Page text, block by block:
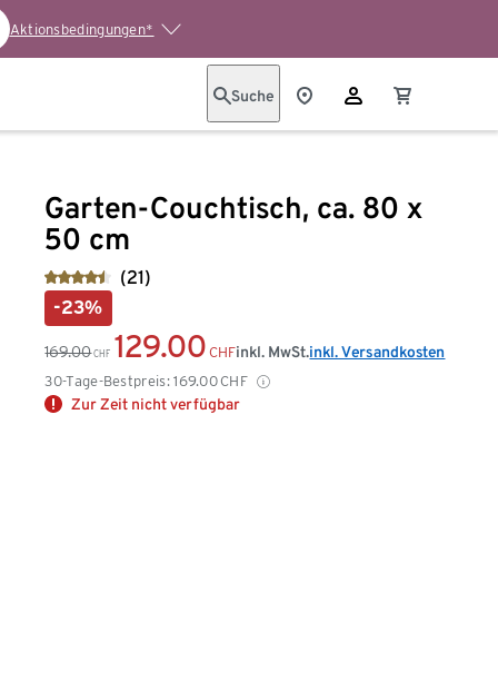
Aktionsbedingungen*
Suche
Garten-Couchtisch, ca. 80 x
50 cm
(21)
-23%
169.00 CHF 129.00 CHF
30-Tage-Bestpreis: 169.00CHF
inkl. MwSt.inkl. Versandkosten
Zur Zeit nicht verfügbar